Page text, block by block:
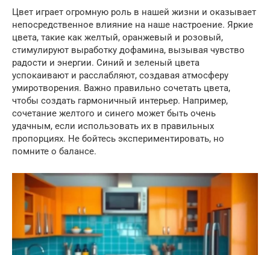
Цвет играет огромную роль в нашей жизни и оказывает
непосредственное влияние на наше настроение. Яркие
цвета, такие как желтый, оранжевый и розовый,
стимулируют выработку дофамина, вызывая чувство
радости и энергии. Синий и зеленый цвета
успокаивают и расслабляют, создавая атмосферу
умиротворения. Важно правильно сочетать цвета,
чтобы создать гармоничный интерьер. Например,
сочетание желтого и синего может быть очень
удачным, если использовать их в правильных
пропорциях. Не бойтесь экспериментировать, но
помните о балансе.